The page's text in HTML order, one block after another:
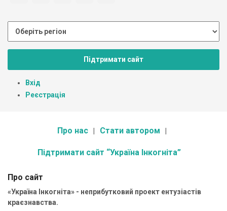
Підтримати сайт
Вхід
Реєстрація
Про нас Стати автором
Підтримати сайт “Україна Інкогніта”
Про сайт
«Україна Інкогніта» - неприбутковий проект ентузіастів
краєзнавства.